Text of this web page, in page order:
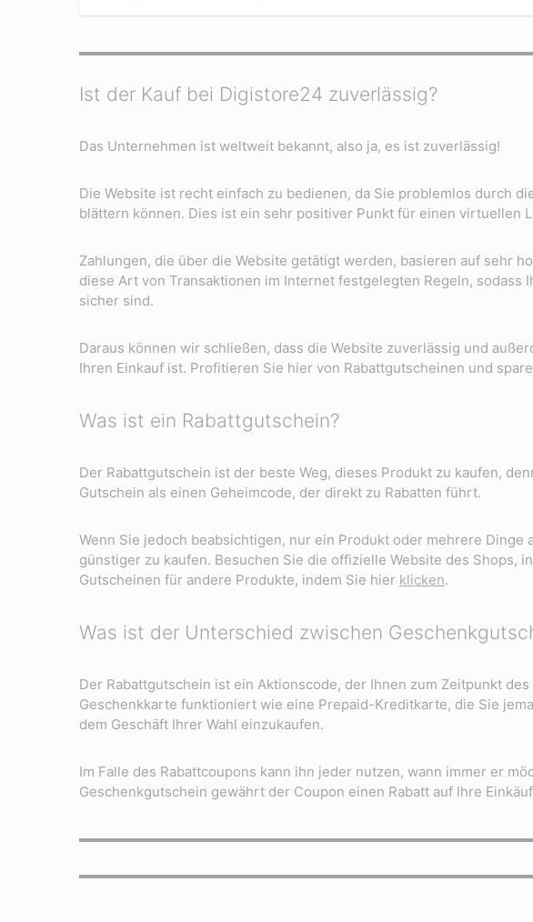
Ist der Kauf bei Digistore24 zuverlässig?
Das Unternehmen ist weltweit bekannt, also ja, es ist zuverlässig!
Die Website ist recht einfach zu bedienen, da Sie problemlos durch
blättern können. Dies ist ein sehr positiver Punkt für einen virtuellen
Zahlungen, die über die Website getätigt werden, basieren auf sehr
diese Art von Transaktionen im Internet festgelegten Regeln, sodass
sicher sind.
Daraus können wir schließen, dass die Website zuverlässig und
Ihren Einkauf ist. Profitieren Sie hier von Rabattgutscheinen und
Was ist ein Rabattgutschein?
Der Rabattgutschein ist der beste Weg, dieses Produkt zu kaufen,
Gutschein als einen Geheimcode, der direkt zu Rabatten führt.
Wenn Sie jedoch beabsichtigen, nur ein Produkt oder mehrere Dinge
günstiger zu kaufen. Besuchen Sie die offizielle Website des Shops,
Gutscheinen für andere Produkte, indem Sie hier klicken.
Was ist der Unterschied zwischen
Der Rabattgutschein ist ein Aktionscode, der Ihnen zum Zeitpunkt
Geschenkkarte funktioniert wie eine Prepaid-Kreditkarte, die Sie
dem Geschäft Ihrer Wahl einzukaufen.
Im Falle des Rabattcoupons kann ihn jeder nutzen, wann immer er
Geschenkgutschein gewährt der Coupon einen Rabatt auf Ihre